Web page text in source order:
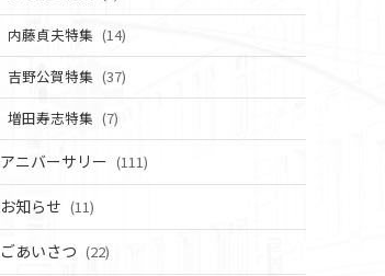
内藤貞夫特集 (14)
吉野公賀特集 (37)
増田寿志特集 (7)
アニバーサリー (111)
お知らせ (11)
ごあいさつ (22)